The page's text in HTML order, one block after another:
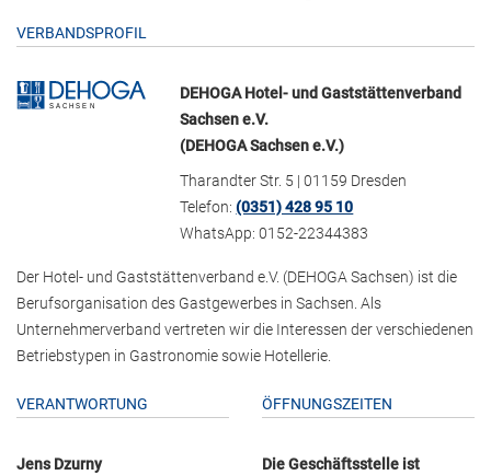
VERBANDSPROFIL
DEHOGA Hotel- und Gaststättenverband
Sachsen e.V.
(DEHOGA Sachsen e.V.)
Tharandter Str. 5 | 01159 Dresden
Telefon:(0351) 428 95 10
WhatsApp: 0152-22344383
Der Hotel- und Gaststättenverband e.V. (DEHOGA Sachsen) ist die
Berufsorganisation des Gastgewerbes in Sachsen. Als
Unternehmerverband vertreten wir die Interessen der verschiedenen
Betriebstypen in Gastronomie sowie Hotellerie.
VERANTWORTUNG
Jens Dzurny
ÖFFNUNGSZEITEN
Die Geschäftsstelle ist